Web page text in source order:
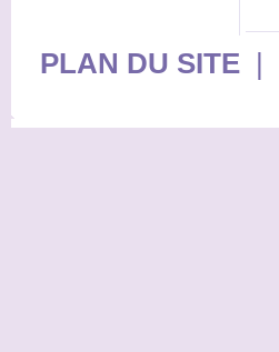
PLAN DU SITE|